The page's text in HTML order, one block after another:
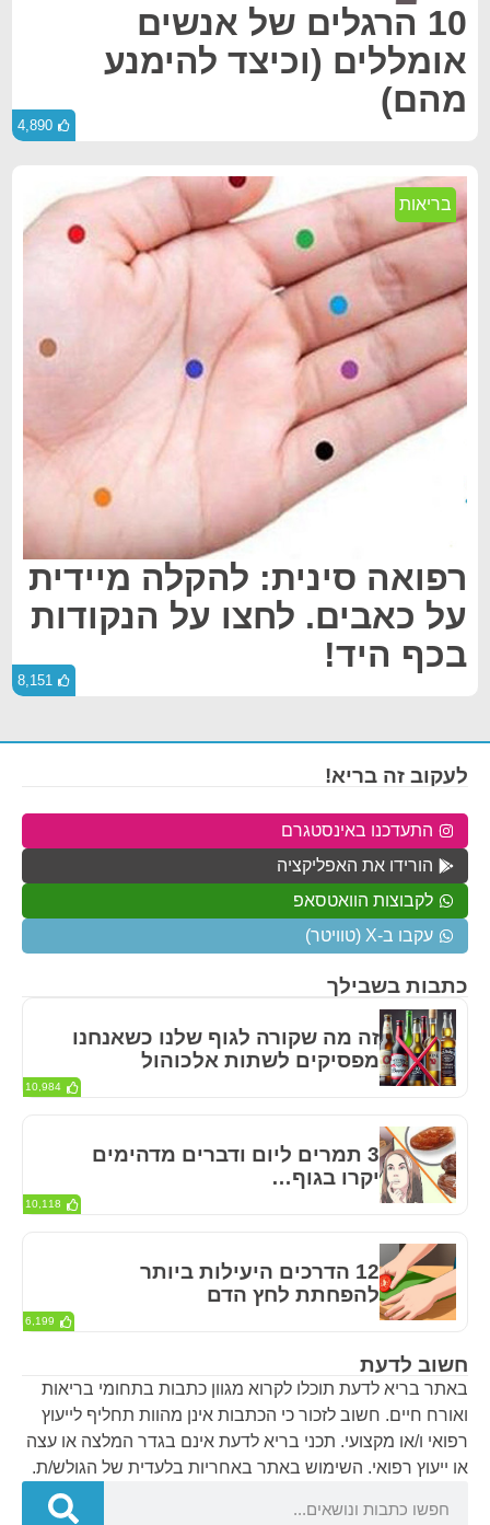
10 הרגלים של אנשים
אומללים (וכיצד להימנע
מהם)
4,890
בריאות
רפואה סינית: להקלה מיידית
על כאבים. לחצו על הנקודות
בכף היד!
8,151
חשוב לדעת
באתר בריא לדעת תוכלו לקרוא מגוון כתבות בתחומי בריאות
ואורח חיים. חשוב לזכור כי הכתבות אינן מהוות תחליף לייעוץ
רפואי ו/או מקצועי. תכני בריא לדעת אינם בגדר המלצה או עצה
או ייעוץ רפואי. השימוש באתר באחריות בלעדית של הגולש/ת.
כתבות בשבילך
זה מה שקורה לגוף שלנו כשאנחנו
מפסיקים לשתות אלכוהול
10,984
3 תמרים ליום ודברים מדהימים
יקרו בגוף…
10,118
12 הדרכים היעילות ביותר
להפחתת לחץ הדם
6,199
לעקוב זה בריא!
התעדכנו באינסטגרם
הורידו את האפליקציה
לקבוצות הוואטסאפ
עקבו ב-X (טוויטר)